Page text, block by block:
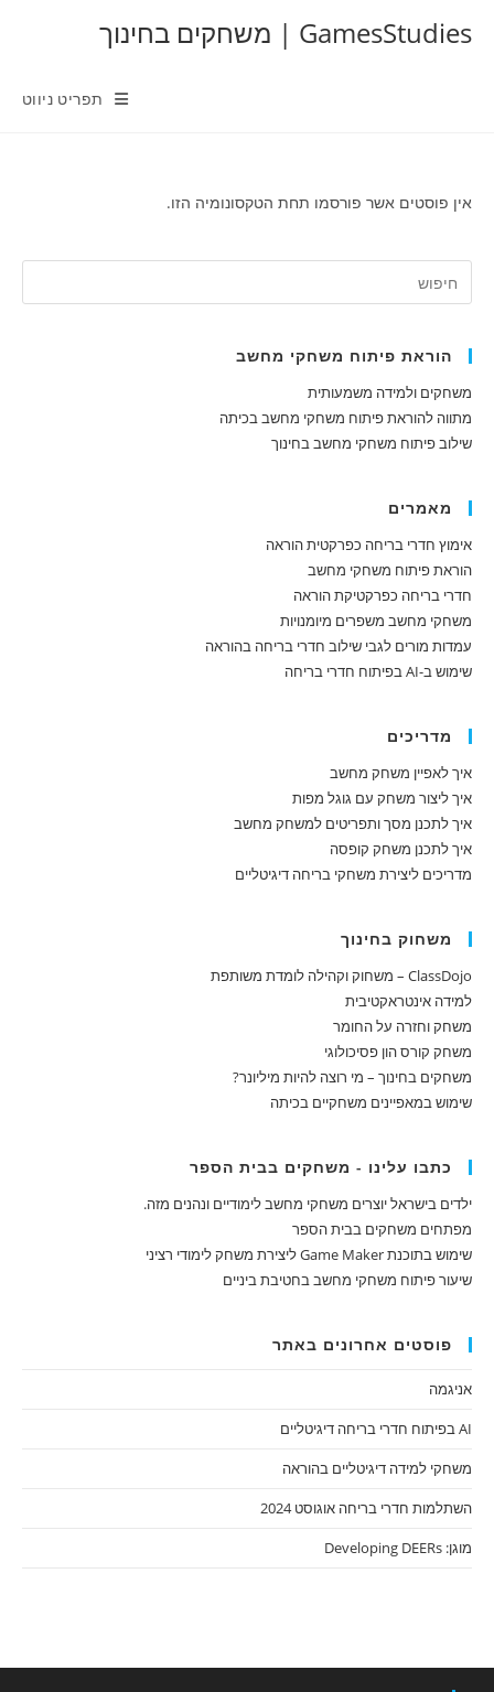
GamesStudies | משחקים בחינוך
תפריט ניווט
אין פוסטים אשר פורסמו תחת הטקסונומיה הזו.
הוראת פיתוח משחקי מחשב
משחקים ולמידה משמעותית
מתווה להוראת פיתוח משחקי מחשב בכיתה
שילוב פיתוח משחקי מחשב בחינוך
מאמרים
אימוץ חדרי בריחה כפרקטית הוראה
הוראת פיתוח משחקי מחשב
חדרי בריחה כפרקטיקת הוראה
משחקי מחשב משפרים מיומנויות
עמדות מורים לגבי שילוב חדרי בריחה בהוראה
שימוש ב-AI בפיתוח חדרי בריחה
מדריכים
איך לאפיין משחק מחשב
איך ליצור משחק עם גוגל מפות
איך לתכנן מסך ותפריטים למשחק מחשב
איך לתכנן משחק קופסה
מדריכים ליצירת משחקי בריחה דיגיטליים
משחוק בחינוך
ClassDojo – משחוק וקהילה לומדת משותפת
למידה אינטראקטיבית
משחק וחזרה על החומר
משחק קורס הון פסיכולוגי
משחקים בחינוך – מי רוצה להיות מיליונר?
שימוש במאפיינים משחקיים בכיתה
כתבו עלינו - משחקים בבית הספר
ילדים בישראל יוצרים משחקי מחשב לימודיים ונהנים מזה.
מפתחים משחקים בבית הספר
שימוש בתוכנת Game Maker ליצירת משחק לימודי רציני
שיעור פיתוח משחקי מחשב בחטיבת ביניים
פוסטים אחרונים באתר
אניגמה
AI בפיתוח חדרי בריחה דיגיטליים
משחקי למידה דיגיטליים בהוראה
השתלמות חדרי בריחה אוגוסט 2024
מוגן: Developing DEERs